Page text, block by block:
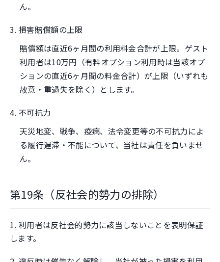
ん。
3. 損害賠償額の上限
賠償額は直近6ヶ月間の利用料金合計が上限。ゲスト
利用者は10万円（有料オプション利用時は当該オプ
ションの直近6ヶ月間の料金合計）が上限（いずれも
故意・重過失を除く）とします。
4. 不可抗力
天災地変、戦争、疫病、法令変更等の不可抗力によ
る履行遅滞・不能について、当社は責任を負いませ
ん。
第19条（反社会的勢力の排除）
1. 利用者は反社会的勢力に該当しないことを表明保証
します。